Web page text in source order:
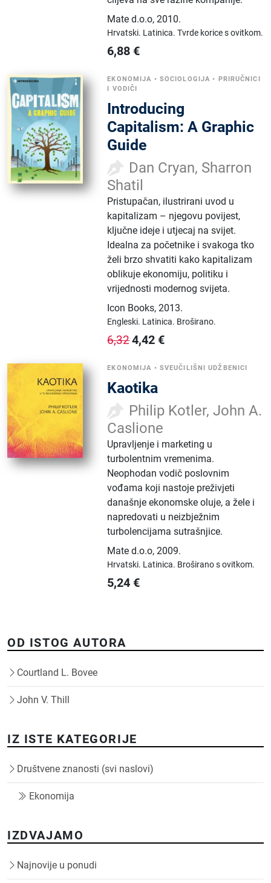
Mate d.o.o,2010.
Hrvatski. Latinica.Tvrde korice s ovitkom.
6,88 €
EKONOMIJA • SOCIOLOGIJA • PRIRUČNICI
I VODIČI
Introducing
Capitalism: A Graphic
Guide
Dan Cryan, Sharron
Shatil
Pristupačan, ilustrirani uvod u
kapitalizam – njegovu povijest,
ključne ideje i utjecaj na svijet.
Idealna za početnike i svakoga tko
želi brzo shvatiti kako kapitalizam
oblikuje ekonomiju, politiku i
vrijednosti modernog svijeta.
Icon Books,2013.
Engleski. Latinica. Broširano.
6,324,42 €
EKONOMIJA • SVEUČILIŠNI UDŽBENICI
Kaotika
Philip Kotler, John A.
Caslione
Upravljenje i marketing u
turbolentnim vremenima.
Neophodan vodič poslovnim
vođama koji nastoje preživjeti
današnje ekonomske oluje, a žele i
napredovati u neizbježnim
turbolencijama sutrašnjice.
Mate d.o.o,2009.
Hrvatski. Latinica. Broširano s ovitkom.
5,24 €
OD ISTOG AUTORA
Courtland L. Bovee
John V. Thill
IZ ISTE KATEGORIJE
Društvene znanosti (svi naslovi)
Ekonomija
IZDVAJAMO
Najnovije u ponudi